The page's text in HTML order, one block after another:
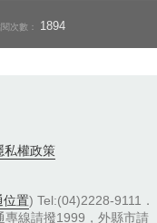
次數： 1894
私權政策
位置) Tel:(04)2228-9111．
線請撥1999，外縣市請